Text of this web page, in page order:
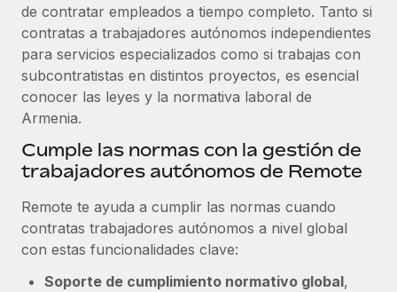
Pregunta a un experto
Obtén ayuda de gente experta en RR. HH. globales
y cumplimiento normativo.
Comprobaciones de antecedentes
Simplifica los procesos de cribado de candidatos.
Cumplimiento normativo
Adelántate a los riesgos de cumplimiento
Gestión de dispositivos
Proporciona dispositivos tecnológicos y contrólalos
en todo el mundo.
CASOS PRÁCTICOS
Consulta todos los recursos
Nómina global
Contractor Management
Impuestos
Explora el blog
de contratar empleados a tiempo completo. Tanto si
contratas a trabajadores autónomos independientes
para servicios especializados como si trabajas con
subcontratistas en distintos proyectos, es esencial
conocer las leyes y la normativa laboral de
Armenia.
Cumple las normas con la gestión de
trabajadores autónomos de Remote
Remote te ayuda a cumplir las normas cuando
contratas trabajadores autónomos a nivel global
con estas funcionalidades clave:
Soporte de cumplimiento normativo global,